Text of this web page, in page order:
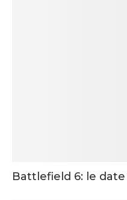
Battlefield 6: le